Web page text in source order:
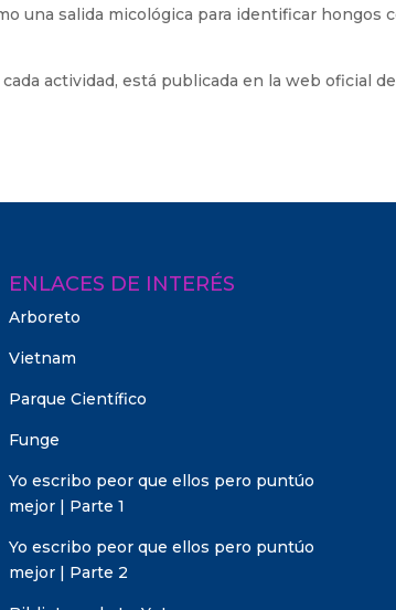
una salida micológica para identificar hongos
actividad, está publicada en la web oficial
ENLACES DE INTERÉS
Arboreto
Vietnam
Parque Científico
Funge
Yo escribo peor que ellos pero puntúo
mejor | Parte 1
Yo escribo peor que ellos pero puntúo
mejor | Parte 2